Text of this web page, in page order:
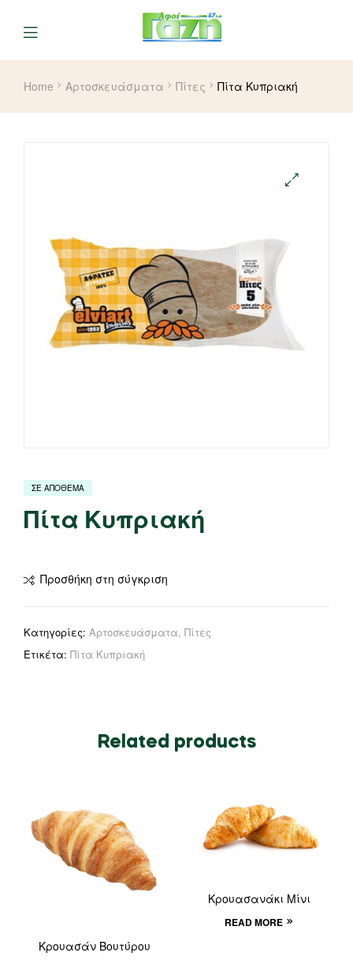
Home Αρτοσκευάσματα Πίτες Πίτα Κυπριακή
ΣΕ ΑΠΟΘΕΜΑ
Πίτα Κυπριακή
Προσθήκη στη σύγκριση
Κατηγορίες: Αρτοσκευάσματα, Πίτες
Ετικέτα: Πίτα Κυπριακή
Related products
Κρουασάν Βουτύρου
Κρουασανάκι Μίνι
READ MORE